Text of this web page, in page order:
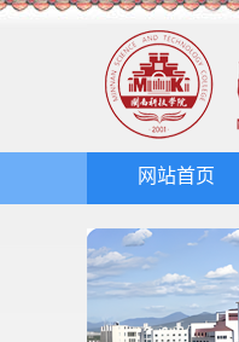
网站首页